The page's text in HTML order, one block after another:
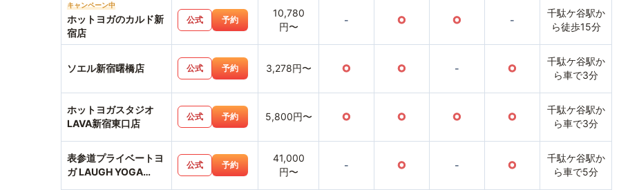
キャンペーン中
ホットヨガのカルド新
宿店
公式 予約
10,780
円〜
- ○ ○ -
千駄ケ谷駅か
ら徒歩15分
ソエル新宿曙橋店 公式 予約 3,278円〜 ○ ○ - ○
千駄ケ谷駅か
ら車で3分
ホットヨガスタジオ
LAVA新宿東口店
公式 予約 5,800円〜 ○ ○ ○ ○
千駄ケ谷駅か
ら車で3分
表参道プライベートヨ
ガ LAUGH YOGA
公式 予約
41,000
円〜
- ○ - ○
千駄ケ谷駅か
ら車で5分